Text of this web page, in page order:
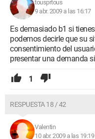
tousprtous
9 abr. 2009 a las 16:17
Es demasiado b1 si
podemos decirle que su
consentimiento del
presentar una demanda
1
RESPUESTA 18 / 42
Valentin
10 abr. 2009 a las 19:19